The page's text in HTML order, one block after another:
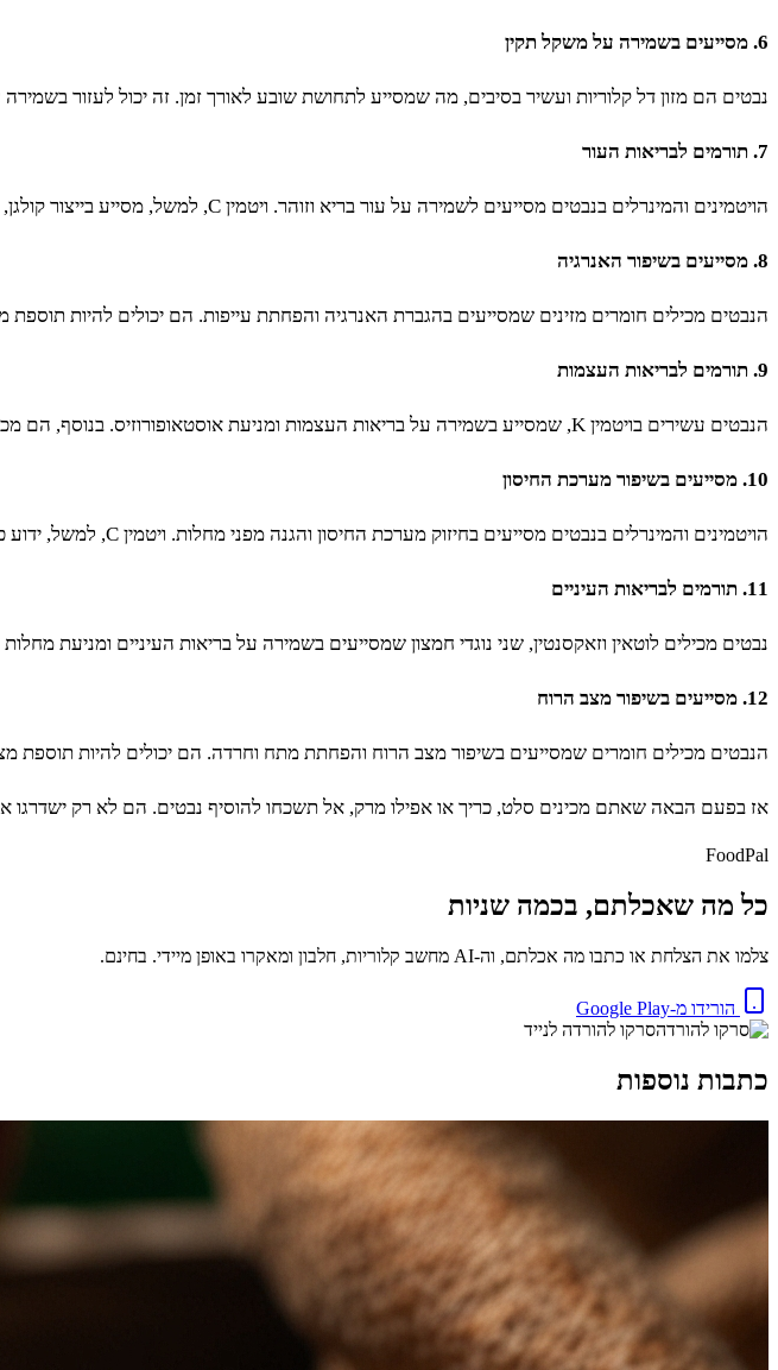
6. מסייעים בשמירה על משקל תקין
נבטים הם מזון דל קלוריות ועשיר בסיבים, מה שמסייע לתחושת שובע לאורך זמן. זה יכול לעזור
7. תורמים לבריאות העור
הויטמינים והמינרלים בנבטים מסייעים לשמירה על עור בריא וזוהר. ויטמין C, למשל, מסייע בייצור קולגן, החלבון שאחראי על גמישות העור.
8. מסייעים בשיפור האנרגיה
הנבטים מכילים חומרים מזינים שמסייעים בהגברת האנרגיה והפחתת עייפות. הם יכולים להיות
9. תורמים לבריאות העצמות
הנבטים עשירים בויטמין K, שמסייע בשמירה על בריאות העצמות ומניעת אוסטאופורוזיס. בנוסף, הם מכילים סידן ומגנזיום, שני מינרלים חשובים לבריאות העצמות.
10. מסייעים בשיפור מערכת החיסון
הויטמינים והמינרלים בנבטים מסייעים בחיזוק מערכת החיסון והגנה מפני מחלות. ויטמין C, למשל, ידוע כמסייע בהגנה מפני הצטננות ושפעת.
11. תורמים לבריאות העיניים
נבטים מכילים לוטאין וזאקסנטין, שני נוגדי חמצון שמסייעים בשמירה על בריאות העיניים ומניעת מחלות
12. מסייעים בשיפור מצב הרוח
הנבטים מכילים חומרים שמסייעים בשיפור מצב הרוח והפחתת מתח וחרדה. הם יכולים להיות תוספת
אז בפעם הבאה שאתם מכינים סלט, כריך או אפילו מרק, אל תשכחו להוסיף נבטים. הם לא רק ישדרגו
FoodPal
כל מה שאכלתם, בכמה שניות
צלמו את הצלחת או כתבו מה אכלתם, וה-AI מחשב קלוריות, חלבון ומאקרו באופן מיידי. בחינם.
הורידו מ-Google Play
סרקו להורדה לנייד
כתבות נוספות